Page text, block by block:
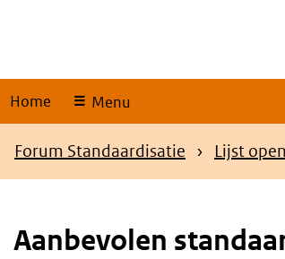
Home Menu
Kruimelpad
Forum Standaardisatie Lijst
Aanbevolen